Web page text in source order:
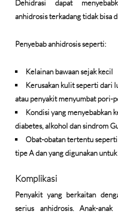
Dehidrasi dapat
anhidrosis terkadang tidak bisa
Penyebab anhidrosis seperti:
Kelainan bawaan sejak kecil
Kerusakan kulit seperti dari
atau penyakit menyumbat pori-
Kondisi yang menyebabkan
diabetes, alkohol dan sindrom
Obat-obatan tertentu
tipe A dan yang digunakan
Komplikasi
Penyakit yang berkaitan
serius anhidrosis. Anak-